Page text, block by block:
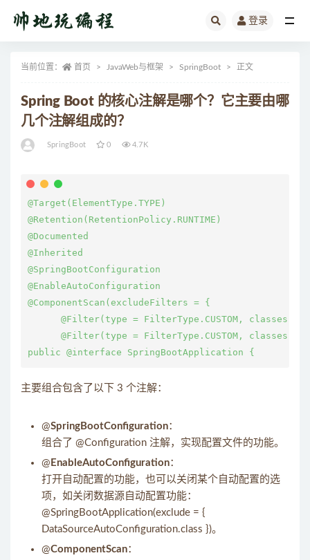
登录
当前位置： 首页 JavaWeb与框架 SpringBoot 正文
Spring Boot 的核心注解是哪个？它主要由哪
几个注解组成的？
SpringBoot 0 4.7K
@Target(ElementType.TYPE)
@Retention(RetentionPolicy.RUNTIME)
@Documented
@Inherited
@SpringBootConfiguration
@EnableAutoConfiguration
@ComponentScan(excludeFilters = {
@Filter(type = FilterType.CUSTOM, classes =
@Filter(type = FilterType.CUSTOM, classes =
主要组合包含了以下 3 个注解：
@SpringBootConfiguration：
组合了 @Configuration 注解，实现配置文件的功能。
@ EnableAutoConfiguration：
打开自动配置的功能，也可以关闭某个自动配置的选
项，如关闭数据源自动配置功能：
@SpringBootApplication(exclude = {
DataSourceAutoConfiguration.class })。
@ComponentScan：